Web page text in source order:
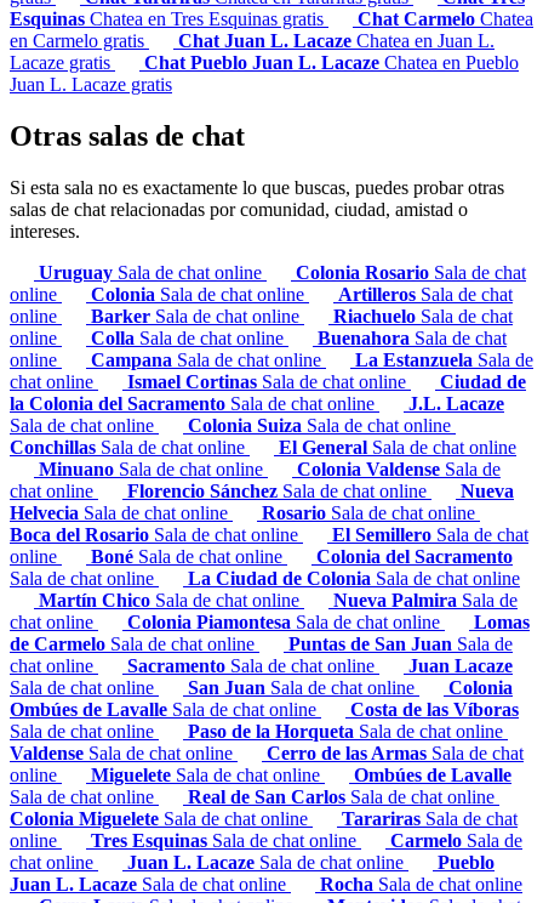
Esquinas Chatea en Tres Esquinas gratis Chat Carmelo Chatea
en Carmelo gratis
Chat Juan L. Lacaze Chatea en Juan L.
Lacaze gratis
Chat Pueblo Juan L. Lacaze Chatea en Pueblo
Juan L. Lacaze gratis
Otras salas de chat
Si esta sala no es exactamente lo que buscas, puedes probar otras
salas de chat relacionadas por comunidad, ciudad, amistad o
intereses.
Uruguay Sala de chat online Colonia Rosario Sala de chat
online
Colonia Sala de chat online Artilleros Sala de chat
online
Barker Sala de chat online Riachuelo Sala de chat
online
Colla Sala de chat online Buenahora Sala de chat
online
Campana Sala de chat online La Estanzuela Sala de
chat online
Ismael Cortinas Sala de chat online
Ciudad de
la Colonia del Sacramento Sala de chat online
J.L. Lacaze
Sala de chat online
Colonia Suiza Sala de chat online
Conchillas Sala de chat online El General Sala de chat online
Minuano Sala de chat online Colonia Valdense Sala de
chat online
Florencio Sánchez Sala de chat online
Nueva
Helvecia Sala de chat online Rosario Sala de chat online
Boca del Rosario Sala de chat online El Semillero Sala de chat
online
Boné Sala de chat online
Colonia del Sacramento
Sala de chat online
La Ciudad de Colonia Sala de chat online
Martín Chico Sala de chat online Nueva Palmira Sala de
chat online
Colonia Piamontesa Sala de chat online
Lomas
de Carmelo Sala de chat online Puntas de San Juan Sala de
chat online
Sacramento Sala de chat online
Juan Lacaze
Sala de chat online
San Juan Sala de chat online
Colonia
Ombúes de Lavalle Sala de chat online
Costa de las Víboras
Sala de chat online
Paso de la Horqueta Sala de chat online
Valdense Sala de chat online Cerro de las Armas Sala de chat
online
Miguelete Sala de chat online
Ombúes de Lavalle
Sala de chat online
Real de San Carlos Sala de chat online
Colonia Miguelete Sala de chat online Tarariras Sala de chat
online
Tres Esquinas Sala de chat online Carmelo Sala de
chat online
Juan L. Lacaze Sala de chat online
Pueblo
Juan L. Lacaze Sala de chat online Rocha Sala de chat online